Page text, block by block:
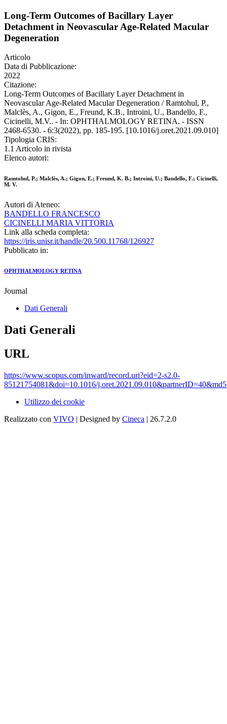
Long-Term Outcomes of Bacillary Layer
Detachment in Neovascular Age-Related Macular
Degeneration
Articolo
Data di Pubblicazione:
2022
Citazione:
Long-Term Outcomes of Bacillary Layer Detachment in
Neovascular Age-Related Macular Degeneration / Ramtohul, P.,
Malclès, A., Gigon, E., Freund, K.B., Introini, U., Bandello, F.,
Cicinelli, M.V.. - In: OPHTHALMOLOGY RETINA. - ISSN
2468-6530. - 6:3(2022), pp. 185-195. [10.1016/j.oret.2021.09.010]
Tipologia CRIS:
1.1 Articolo in rivista
Elenco autori:
Ramtohul, P.; Malclès, A.; Gigon, E.; Freund, K. B.; Introini, U.; Bandello, F.; Cicinelli,
M. V.
Autori di Ateneo:
BANDELLO FRANCESCO
CICINELLI MARIA VITTORIA
Link alla scheda completa:
https://iris.unisr.it/handle/20.500.11768/126927
Pubblicato in:
OPHTHALMOLOGY RETINA
Journal
Dati Generali
Dati Generali
URL
https://www.scopus.com/inward/record.uri?eid=2-s2.0-
85121754081&doi=10.1016/
Utilizzo dei cookie
Realizzato con VIVO | Designed by Cineca | 26.7.2.0